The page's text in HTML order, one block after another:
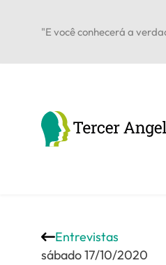
"E você conhecerá a
Entrevistas
sábado 17/10/2020